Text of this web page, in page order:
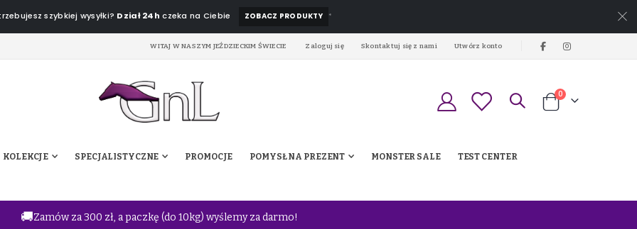
szybkiej wysyłki? Dział 24h czeka na Ciebie ZOBACZ PRODUKTY *
WITAJ W NASZYM JEŹDZIECKIM ŚWIECIE Zaloguj się Skontaktuj się z nami Utwórz konto
Koszyk
0produkty
KOLEKCJE SPECJALISTYCZNE PROMOCJE POMYSŁ NA PREZENT MONSTER SALE TEST CENTER
🚚Zamów za 300 zł, a paczkę (do 10kg) wyślemy za darmo!